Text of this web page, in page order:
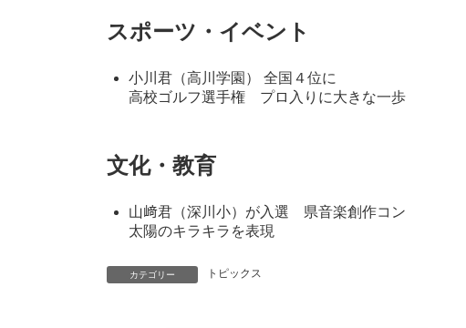
スポーツ・イベント
小川君（高川学園） 全国４位に
高校ゴルフ選手権 プロ入りに大きな一歩
文化・教育
山﨑君（深川小）が入選 県音楽創作コン
太陽のキラキラを表現
カテゴリー トピックス